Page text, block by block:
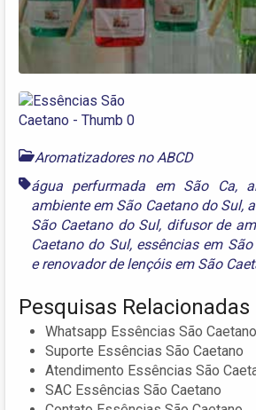
Aromatizadores no ABCD
água perfurmada em São Ca,
ambiente em São Caetano do Sul,
São Caetano do Sul, difusor de
Caetano do Sul, essências em
erenovador de lençóis em São
Pesquisas Relacionadas
Whatsapp Essências São Caetano
Suporte Essências São Caetano
Atendimento Essências São
SAC Essências São Caetano